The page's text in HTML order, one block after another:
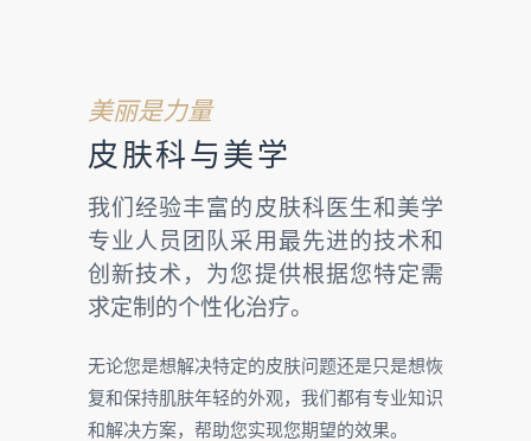
美丽是力量
皮肤科与美学
我们经验丰富的皮肤科医生和美学
专业人员团队采用最先进的技术和
创新技术，为您提供根据您特定需
求定制的个性化治疗。
无论您是想解决特定的皮肤问题还是只是想恢
复和保持肌肤年轻的外观，我们都有专业知识
和解决方案，帮助您实现您期望的效果。